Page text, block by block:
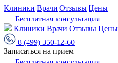
Клиники Врачи Отзывы Цены
Бесплатная консультация
Клиники Врачи Отзывы Цены
8 (499) 350-12-60
Записаться на прием